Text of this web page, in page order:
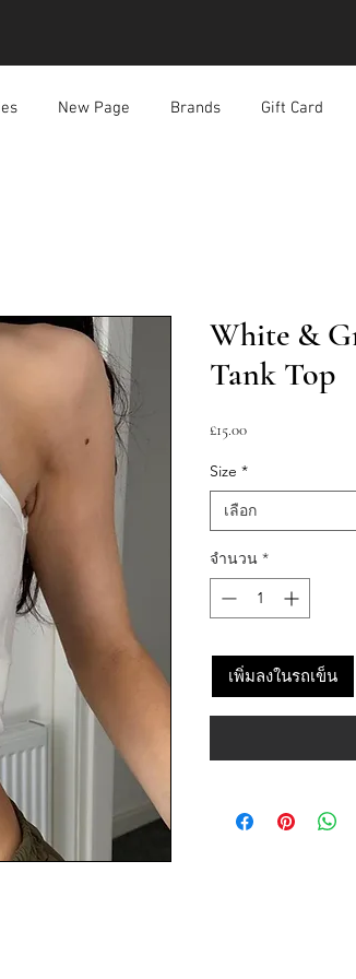
New Page Brands Gift Card
White &
Tank Top
£15.00ราคา
Size *
เลือก
จำนวน *
เพิ่มลงในรถเข็น